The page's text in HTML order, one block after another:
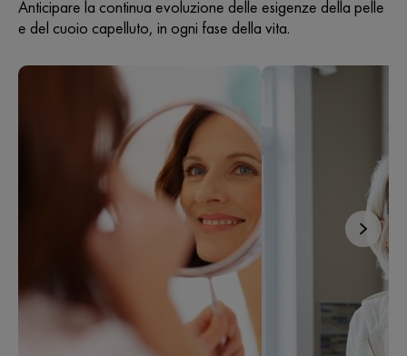
Anticipare la continua evoluzione delle esigenze della pelle
e del cuoio capelluto, in ogni fase della vita.